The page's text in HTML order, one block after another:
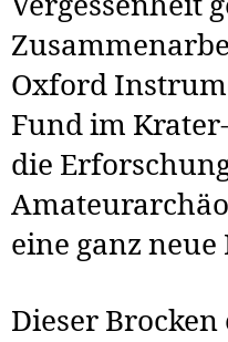
Oxford
Fund im
die
eine ganz
Dieser